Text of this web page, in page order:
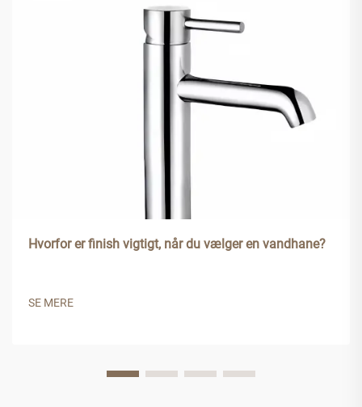
Hvorfor er finish vigtigt, når du vælger en vandhane?
SE MERE